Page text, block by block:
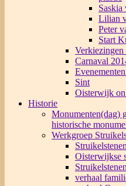
Saskia
Lilian
Peter
Start
Verkiezingen
Carnaval
Sint
Oisterwijk
Historie
Monumenten(dag)
historische
Werkgroep
Oisterwijkse
verhaal